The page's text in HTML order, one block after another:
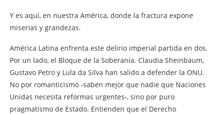
Y es aquí, en nuestra América, donde la fractura expone
miserias y grandezas.
América Latina enfrenta este delirio imperial partida en dos.
Por un lado, el Bloque de la Soberanía. Claudia Sheinbaum,
Gustavo Petro y Lula da Silva han salido a defender la ONU.
No por romanticismo -saben mejor que nadie que Naciones
Unidas necesita reformas urgentes-, sino por puro
pragmatismo de Estado. Entienden que el Derecho